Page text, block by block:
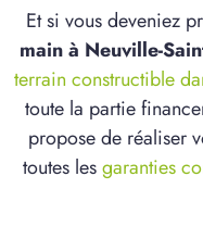
Et si vous deveniez
main à Neuville-
terrain constructible
toute la partie
propose de réaliser
toutes lesgaranties